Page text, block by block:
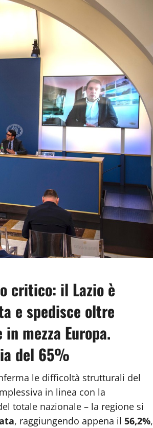
critico: il Lazio è
e spedisce oltre
mezza Europa.
del 65%
le difficoltà strutturali del
in linea con la
totale nazionale – la regione si
, raggiungendo appena il 56,2%,